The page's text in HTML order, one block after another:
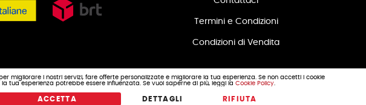
Termini e Condizioni
Condizioni di Vendita
PAGAMENTI SICURI
migliorare i nostri servizi, fare offerte personalizzate e migliorare la tua esperienza. Se non accetti i cookie
la tua esperienza potrebbe essere influenzata. Se vuoi saperne di più, leggi la Cookie Policy.
ACCETTA DETTAGLI RIFIUTA